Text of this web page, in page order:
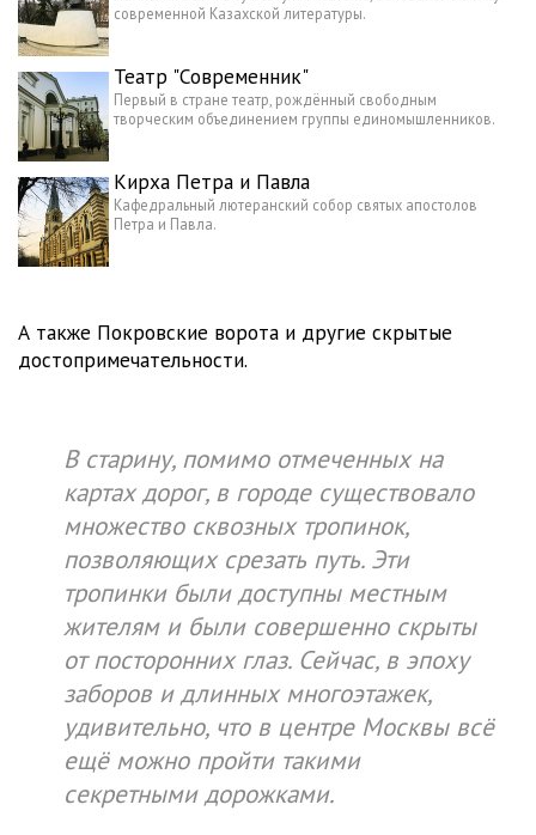
современной Казахской литературы.
Театр "Современник"
Первый в стране театр, рождённый свободным
творческим объединением группы единомышленников.
Кирха Петра и Павла
Кафедральный лютеранский собор святых апостолов
Петра и Павла.
А также Покровские ворота и другие скрытые
достопримечательности.
В старину, помимо отмеченных на
картах дорог, в городе существовало
множество сквозных тропинок,
позволяющих срезать путь. Эти
тропинки были доступны местным
жителям и были совершенно скрыты
от посторонних глаз. Сейчас, в эпоху
заборов и длинных многоэтажек,
удивительно, что в центре Москвы всё
ещё можно пройти такими
секретными дорожками.